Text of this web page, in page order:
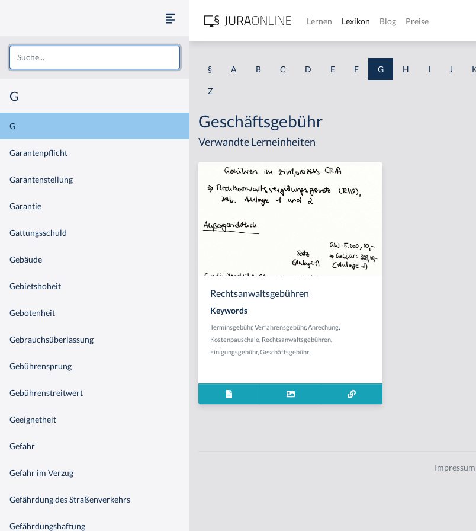
G
G
Garantenpflicht
Garantenstellung
Garantie
Gattungsschuld
Gebäude
Gebietshoheit
Gebotenheit
Gebrauchsüberlassung
Gebührensprung
Gebührenstreitwert
Geeignetheit
Gefahr
Gefahr im Verzug
Gefährdung des Straßenverkehrs
Gefährdungshaftung
Lernen Lexikon Blog Preise
§ A B C D E F G H I J
Z
Geschäftsgebühr
Verwandte Lerneinheiten
Rechtsanwaltsgebühren
Keywords
Terminsgebühr,Verfahrensgebühr,Anrechung,
Kostenpauschale, Rechtsanwaltsgebühren,
Einigungsgebühr,Geschäftsgebühr
Impressum